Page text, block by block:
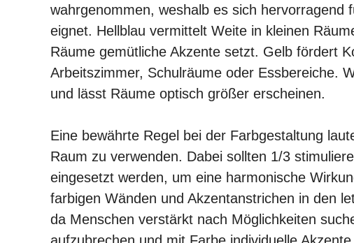
wahrgenommen, weshalb es sich hervorragend
eignet. Hellblau vermittelt Weite in kleinen
Räume gemütliche Akzente setzt. Gelb fördert
Arbeitszimmer, Schulräume oder Essbereiche.
und lässt Räume optisch größer erscheinen.
Eine bewährte Regel bei der Farbgestaltung
Raum zu verwenden. Dabei sollten 1/3
eingesetzt werden, um eine harmonische
farbigen Wänden und Akzentanstrichen in den
da Menschen verstärkt nach Möglichkeiten